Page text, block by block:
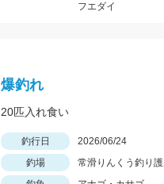
フエダイ
爆釣れ
20匹入れ食い
釣行日 2026/06/24
釣場
常滑りんくう釣り